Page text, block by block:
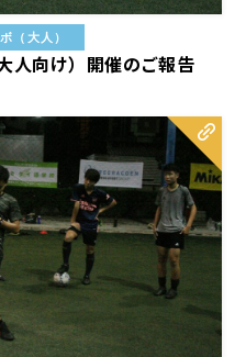
（大人）
人向け）開催のご報告